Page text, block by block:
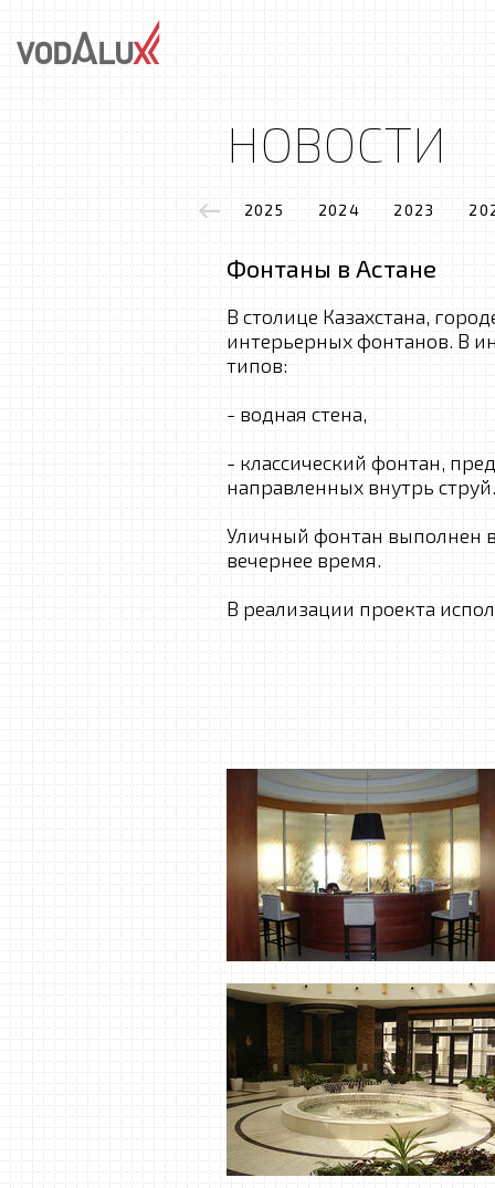
НОВОСТИ
2025 2024 2023
Фонтаны в Астане
В столице Казахстана,
интерьерных фонтанов. В
типов:
- водная стена,
- классический фонтан,
направленных внутрь струй.
Уличный фонтан выполнен
вечернее время.
В реализации проекта